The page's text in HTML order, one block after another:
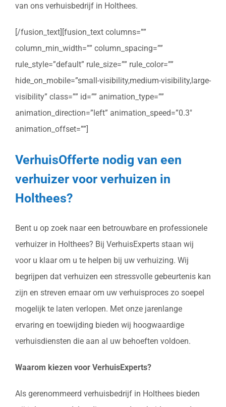
van ons verhuisbedrijf in Holthees.
[/fusion_text][fusion_text columns=””
column_min_width=”” column_spacing=””
rule_style=”default” rule_size=”” rule_color=””
hide_on_mobile=”small-visibility,medium-visibility,large-
visibility” class=”” id=”” animation_type=””
animation_direction=”left” animation_speed=”0.3″
animation_offset=””]
VerhuisOfferte nodig van een
verhuizer voor verhuizen in
Holthees?
Bent u op zoek naar een betrouwbare en professionele
verhuizer in Holthees? Bij VerhuisExperts staan wij
voor u klaar om u te helpen bij uw verhuizing. Wij
begrijpen dat verhuizen een stressvolle gebeurtenis kan
zijn en streven ernaar om uw verhuisproces zo soepel
mogelijk te laten verlopen. Met onze jarenlange
ervaring en toewijding bieden wij hoogwaardige
verhuisdiensten die aan al uw behoeften voldoen.
Waarom kiezen voor VerhuisExperts?
Als gerenommeerd verhuisbedrijf in Holthees bieden